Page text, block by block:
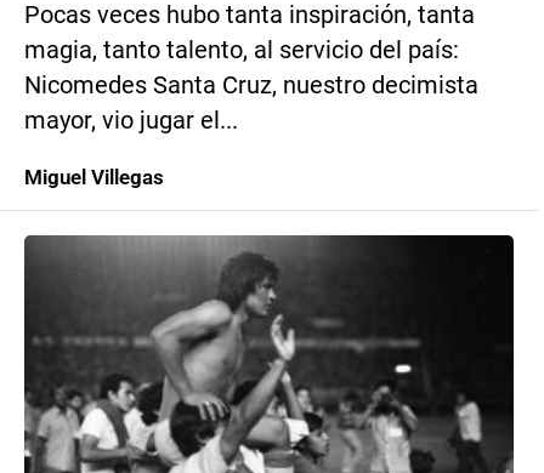
Pocas veces hubo tanta inspiración, tanta
magia, tanto talento, al servicio del país:
Nicomedes Santa Cruz, nuestro decimista
mayor, vio jugar el...
Miguel Villegas